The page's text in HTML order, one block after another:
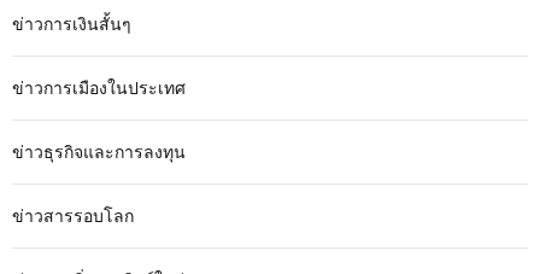
ข่าวการเงินสั้นๆ
ข่าวการเมืองในประเทศ
ข่าวธุรกิจและการลงทุน
ข่าวสารรอบโลก